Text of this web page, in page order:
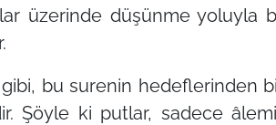
üzerinde düşünme yoluyla
bu surenin hedeflerinden
Şöyle ki putlar, sadece